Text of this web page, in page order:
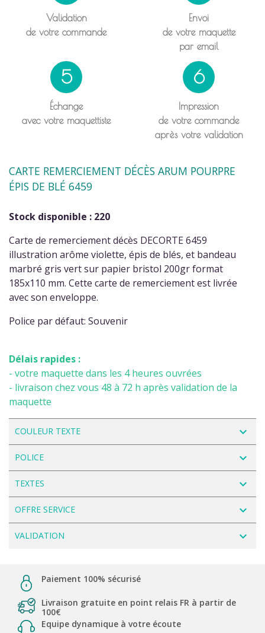
Validation
de votre commande
Envoi
de votre maquette
par email
5
Échange
avec votre maquettiste
6
Impression
de votre commande
après votre validation
CARTE REMERCIEMENT DÉCÈS ARUM POURPRE
ÉPIS DE BLÉ 6459
Stock disponible : 220
Carte de remerciement décès DECORTE 6459
illustration arôme violette, épis de blés, et bandeau
marbré gris vert sur papier bristol 200gr format
185x110 mm. Cette carte de remerciement est livrée
avec son enveloppe.
Police par défaut: Souvenir
Délais rapides :
- votre maquette dans les 4 heures ouvrées
- livraison chez vous 48 à 72 h après validation de la
maquette
COULEUR TEXTE navigate_next
POLICE navigate_next
TEXTES navigate_next
OFFRE SERVICE navigate_next
VALIDATION navigate_next
Paiement 100% sécurisé
Livraison gratuite en point relais FR à partir de
100€
Equipe dynamique à votre écoute